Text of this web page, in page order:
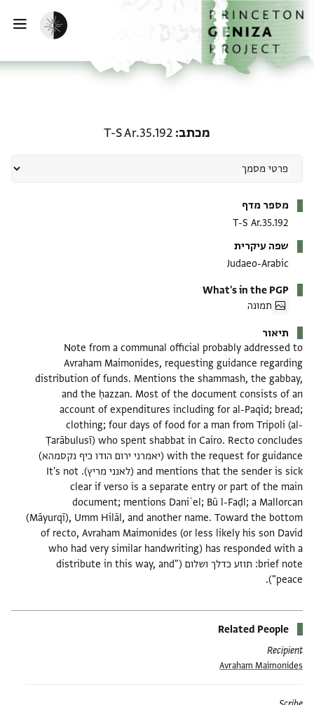
לתוכןהבית
הפעלת מצב כהה
מכתב T-S Ar.35.192
מספר מדף
T-S Ar.35.192
שפה עיקרית
Judaeo-Arabic
What's in the PGP
תמונה
תיאור
Note from a communal official probably addressed to
Avraham Maimonides, requesting guidance regarding
distribution of funds. Mentions the shammash, the gabbay,
and the ḥazzan. Most of the document consists of an
account of expenditures including for al-Paqid; bread;
clothing; four days of food for a man from Tripoli (al-
Ṭarābulusī) who spent shabbat in Cairo. Recto concludes
with the request for guidance (יאמרני ירום הודו כיף נקסמהא)
and mentions that the sender is sick (לאנני מריץ). It's not
clear if verso is a separate entry or part of the main
document; mentions Daniʾel; Bū l-Faḍl; a Mallorcan
(Māyurqī), Umm Hilāl, and another name. Toward the bottom
of recto, Avraham Maimonides (or less likely his son David
who had very similar handwriting) has responded with a
brief note: תוזע כדלך ושלום ("distribute in this way, and
peace").
Related People
Recipient
Avraham Maimonides